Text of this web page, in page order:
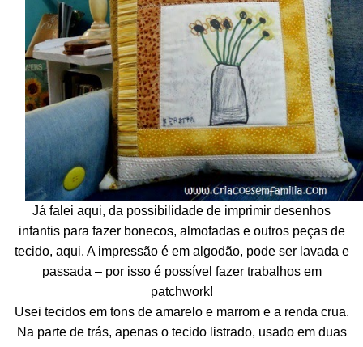
Já falei aqui, da possibilidade de imprimir desenhos
infantis para fazer bonecos, almofadas e outros peças de
tecido, aqui. A impressão é em algodão, pode ser lavada e
passada – por isso é possível fazer trabalhos em
patchwork!
Usei tecidos em tons de amarelo e marrom e a renda crua.
Na parte de trás, apenas o tecido listrado, usado em duas